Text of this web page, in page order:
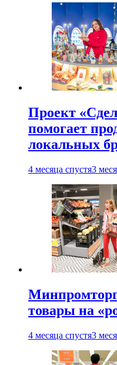
Проект
помогает
локальных
4 месяца спустя3
товары на
4 месяца спустя3